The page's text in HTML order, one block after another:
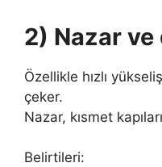
2) Nazar ve
Özellikle hızlı
çeker.
Nazar, kısmet
Belirtileri: